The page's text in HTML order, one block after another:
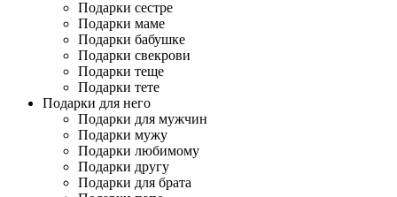
Подарки сестре
Подарки маме
Подарки бабушке
Подарки свекрови
Подарки теще
Подарки тете
Подарки для него
Подарки для мужчин
Подарки мужу
Подарки любимому
Подарки другу
Подарки для брата